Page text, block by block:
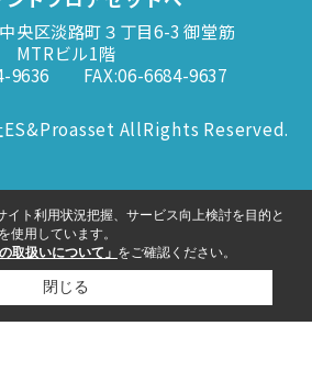
央区淡路町３丁目6-3 御堂筋
MTRビル1階
9636
FAX:06-6684-9637
AllRights Reserved.
イト利用状況把握、サービス向上検討を目的と
使用しています。
取扱いについて」 をご確認ください。
閉じる